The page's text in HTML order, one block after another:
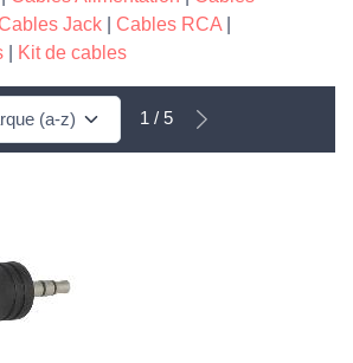
Jack Cables RCA
Kit de cables
1 / 5